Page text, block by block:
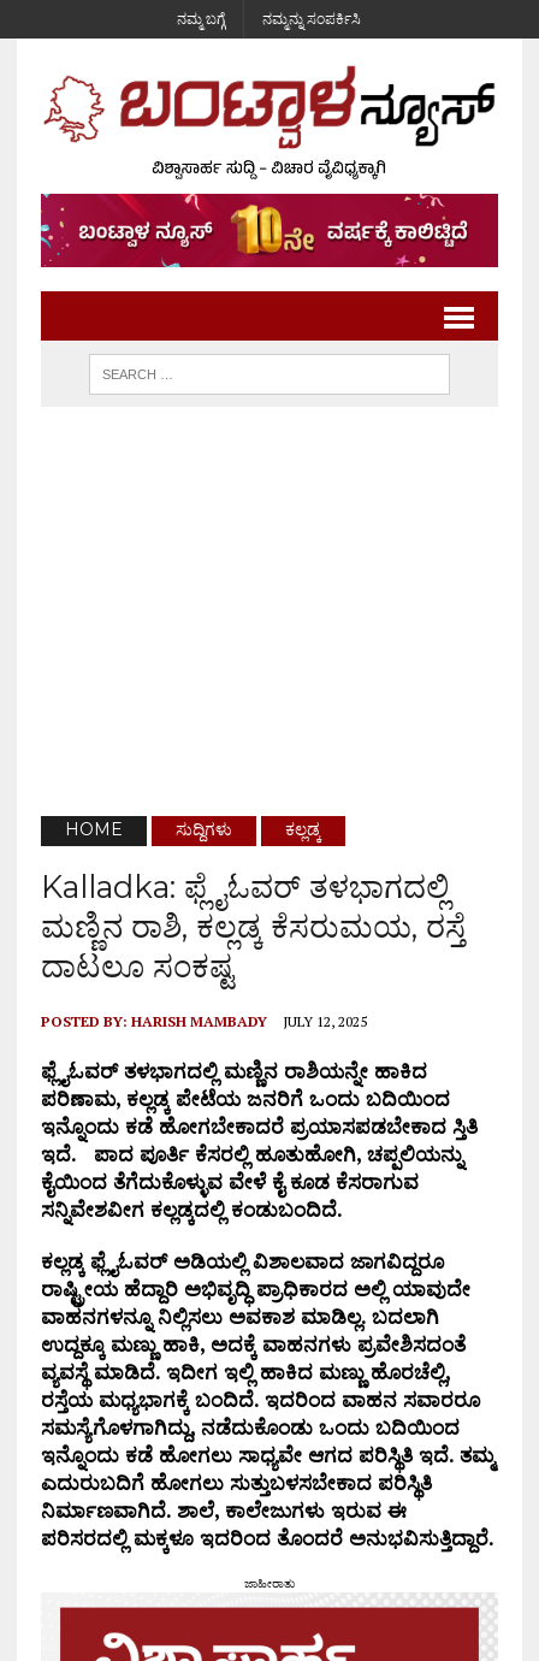
ನಮ್ಮ ಬಗ್ಗೆ ನಮ್ಮನ್ನು ಸಂಪರ್ಕಿಸಿ
HOME ಸುದ್ದಿಗಳು ಕಲ್ಲಡ್ಕ
Kalladka: ಫ್ಲೈಓವರ್ ತಳಭಾಗದಲ್ಲಿ
ಮಣ್ಣಿನ ರಾಶಿ, ಕಲ್ಲಡ್ಕ ಕೆಸರುಮಯ, ರಸ್ತೆ
ದಾಟಲೂ ಸಂಕಷ್ಟ
POSTED BY: HARISH MAMBADY JULY 12, 2025
ಫ್ಲೈಓವರ್ ತಳಭಾಗದಲ್ಲಿ ಮಣ್ಣಿನ ರಾಶಿಯನ್ನೇ ಹಾಕಿದ
ಪರಿಣಾಮ, ಕಲ್ಲಡ್ಕ ಪೇಟೆಯ ಜನರಿಗೆ ಒಂದು ಬದಿಯಿಂದ
ಇನ್ನೊಂದು ಕಡೆ ಹೋಗಬೇಕಾದರೆ ಪ್ರಯಾಸಪಡಬೇಕಾದ ಸ್ತಿತಿ
ಇದೆ. ಪಾದ ಪೂರ್ತಿ ಕೆಸರಲ್ಲಿ ಹೂತುಹೋಗಿ, ಚಪ್ಪಲಿಯನ್ನು
ಕೈಯಿಂದ ತೆಗೆದುಕೊಳ್ಳುವ ವೇಳೆ ಕೈ ಕೂಡ ಕೆಸರಾಗುವ
ಸನ್ನಿವೇಶವೀಗ ಕಲ್ಲಡ್ಕದಲ್ಲಿ ಕಂಡುಬಂದಿದೆ.
ಕಲ್ಲಡ್ಕ ಫ್ಲೈಓವರ್ ಅಡಿಯಲ್ಲಿ ವಿಶಾಲವಾದ ಜಾಗವಿದ್ದರೂ
ರಾಷ್ಟ್ರೀಯ ಹೆದ್ದಾರಿ ಅಭಿವೃದ್ಧಿ ಪ್ರಾಧಿಕಾರದ ಅಲ್ಲಿ ಯಾವುದೇ
ವಾಹನಗಳನ್ನೂ ನಿಲ್ಲಿಸಲು ಅವಕಾಶ ಮಾಡಿಲ್ಲ. ಬದಲಾಗಿ
ಉದ್ದಕ್ಕೂ ಮಣ್ಣು ಹಾಕಿ, ಅದಕ್ಕೆ ವಾಹನಗಳು ಪ್ರವೇಶಿಸದಂತೆ
ವ್ಯವಸ್ಥೆ ಮಾಡಿದೆ. ಇದೀಗ ಇಲ್ಲಿ ಹಾಕಿದ ಮಣ್ಣು ಹೊರಚೆಲ್ಲಿ,
ರಸ್ತೆಯ ಮಧ್ಯಭಾಗಕ್ಕೆ ಬಂದಿದೆ. ಇದರಿಂದ ವಾಹನ ಸವಾರರೂ
ಸಮಸ್ಯೆಗೊಳಗಾಗಿದ್ದು, ನಡೆದುಕೊಂಡು ಒಂದು ಬದಿಯಿಂದ
ಇನ್ನೊಂದು ಕಡೆ ಹೋಗಲು ಸಾಧ್ಯವೇ ಆಗದ ಪರಿಸ್ಥಿತಿ ಇದೆ. ತಮ್ಮ
ಎದುರುಬದಿಗೆ ಹೋಗಲು ಸುತ್ತುಬಳಸಬೇಕಾದ ಪರಿಸ್ಥಿತಿ
ನಿರ್ಮಾಣವಾಗಿದೆ. ಶಾಲೆ, ಕಾಲೇಜುಗಳು ಇರುವ ಈ
ಪರಿಸರದಲ್ಲಿ ಮಕ್ಕಳೂ ಇದರಿಂದ ತೊಂದರೆ ಅನುಭವಿಸುತ್ತಿದ್ದಾರೆ.
ಜಾಹೀರಾತು